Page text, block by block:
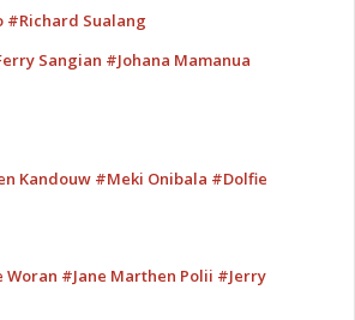
#Richard Sualang
Sangian #Johana Mamanua
Kandouw #Meki Onibala #Dolfie
Woran #Jane Marthen Polii #Jerry